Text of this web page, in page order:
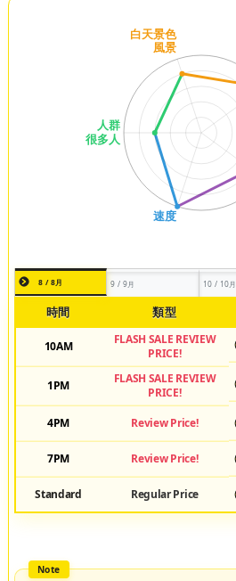
8 / 8月 9 / 9月 10 / 10月
時間 類型
10AM
FLASH SALE REVIEW
PRICE!
1PM
FLASH SALE REVIEW
PRICE!
4PM Review Price!
7PM Review Price!
Standard Regular Price